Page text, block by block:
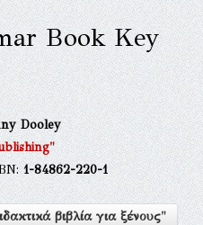
Book Key
Dooley
1-84862-220-1
βιβλία για ξένους"